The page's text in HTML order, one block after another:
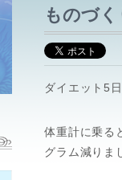
ものづ
ダイエット5
体重計に乗る
グラム減りま